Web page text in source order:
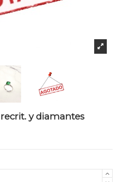
y diamantes